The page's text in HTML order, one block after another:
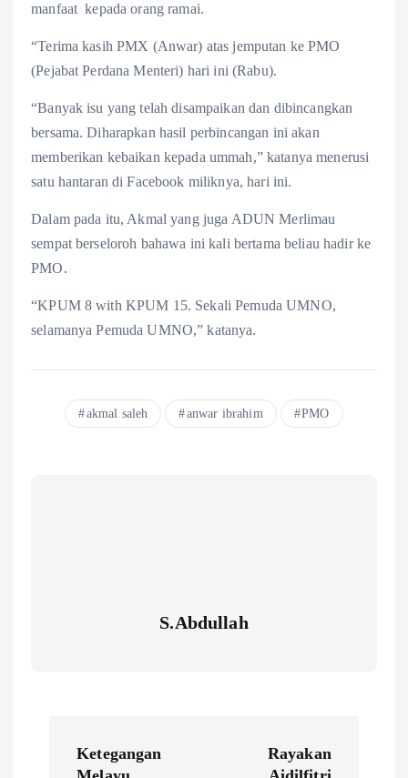
manfaat kepada orang ramai.
“Terima kasih PMX (Anwar) atas jemputan ke PMO
(Pejabat Perdana Menteri) hari ini (Rabu).
“Banyak isu yang telah disampaikan dan dibincangkan
bersama. Diharapkan hasil perbincangan ini akan
memberikan kebaikan kepada ummah,” katanya menerusi
satu hantaran di Facebook miliknya, hari ini.
Dalam pada itu, Akmal yang juga ADUN Merlimau
sempat berseloroh bahawa ini kali bertama beliau hadir ke
PMO.
“KPUM 8 with KPUM 15. Sekali Pemuda UMNO,
selamanya Pemuda UMNO,” katanya.
akmal saleh anwar ibrahim PMO
S.Abdullah
Ketegangan
Rayakan